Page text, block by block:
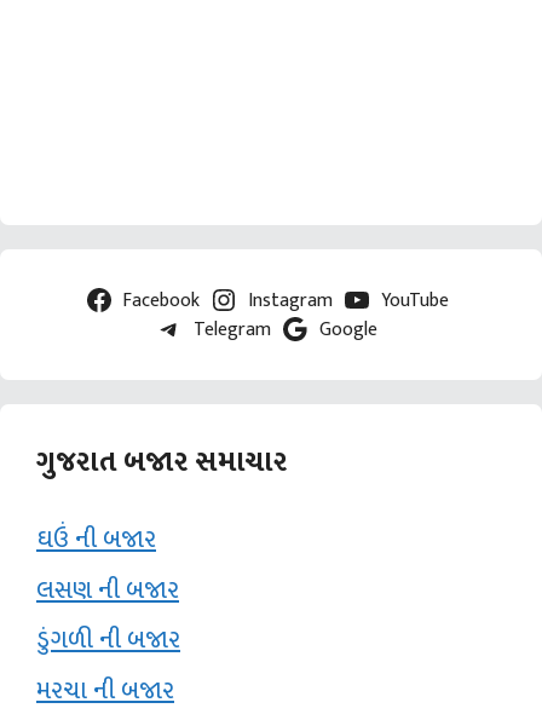
Facebook Instagram
YouTube
Telegram
Google
ગુજરાત બજાર સમાચાર
ઘઉં ની બજાર
લસણ ની બજાર
ડુંગળી ની બજાર
મરચા ની બજાર